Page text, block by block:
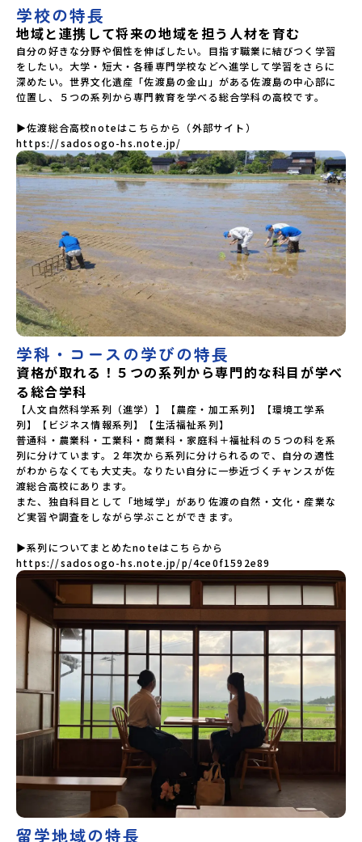
新潟県立加茂農林高等学校新潟県立国際情報高等学校石川県
立能登高等学校福井県立若狭高等学校長野県木曽青峰高等学
校長野県白馬高等学校富山県立氷見高等学校静岡県立伊豆総
合高等学校土肥分校静岡県立浜松湖北高等学校佐久間分校
近畿 五條市立西吉野農業高等学校和歌山県立串本古座高等
学校 中国・四国 島根県立横田高等学校島根県立島根中央
高等学校島根県立矢上高等学校島根県立隠岐島前高等学校岡
山県立勝山高等学校 蒜山校地広島県立加計高等学校芸北分
校広島県立大崎海星高等学校愛媛県立南宇和高等学校愛媛県
立宇和島南高等学校(宇和島水産・宇南中等)愛媛県立野村高等
学校愛媛県立弓削高等学校愛媛県立上浮穴高等学校愛媛県立
今治工業高等学校高知県立嶺北高等学校高知県立四万十高等
学校高知県立中村高等学校西土佐分校高知県立高知農業高等
学校 九州 佐賀県立有田工業高等学校熊本県立小国高等学
校熊本県立矢部高等学校佐賀県立牛津高等学校鹿児島県立沖
永良部高等学校宮崎県立飯野高等学校宮崎県立高千穂高等学
校鹿児島県立古仁屋高等学校沖縄県立久米島高等学校私立高
校国際高等専門学校（石川県）開志国際高等学校(新潟県)広島
三育学院高等学校(広島県) ※2日目のみ参加
学校の特長
地域と連携して将来の地域を担う人材を育む
自分の好きな分野や個性を伸ばしたい。目指す職業に結びつく学習
をしたい。大学・短大・各種専門学校などへ進学して学習をさらに
深めたい。世界文化遺産「佐渡島の金山」がある佐渡島の中心部に
位置し、５つの系列から専門教育を学べる総合学科の高校です。
▶佐渡総合高校noteはこちらから（外部サイト）
https://sadosogo-hs.note.jp/
学科・コースの学びの特長
資格が取れる！５つの系列から専門的な科目が学べ
る総合学科
【人文自然科学系列（進学）】【農産・加工系列】【環境工学系
列】【ビジネス情報系列】【生活福祉系列】
普通科・農業科・工業科・商業科・家庭科＋福祉科の５つの科を系
列に分けています。２年次から系列に分けられるので、自分の適性
がわからなくても大丈夫。なりたい自分に一歩近づくチャンスが佐
渡総合高校にあります。
また、独自科目として「地域学」があり佐渡の自然・文化・産業な
ど実習や調査をしながら学ぶことができます。
▶系列についてまとめたnoteはこちらから
https://sadosogo-hs.note.jp/p/4ce0f1592e89
留学地域の特長